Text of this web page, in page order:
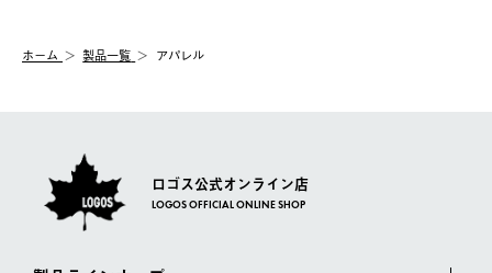
【配送業者】
佐川急便にて配送されます。
一度お手元の商品を返品いただき、ご希望商品を再注文してくだ
ホーム 製品一覧 アパレル
ロゴス公式オンライン店
LOGOS OFFICIAL ONLINE SHOP